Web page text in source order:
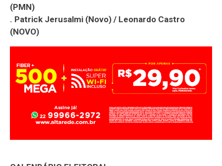
(PMN)
. Patrick Jerusalmi (Novo) / Leonardo Castro
(NOVO)